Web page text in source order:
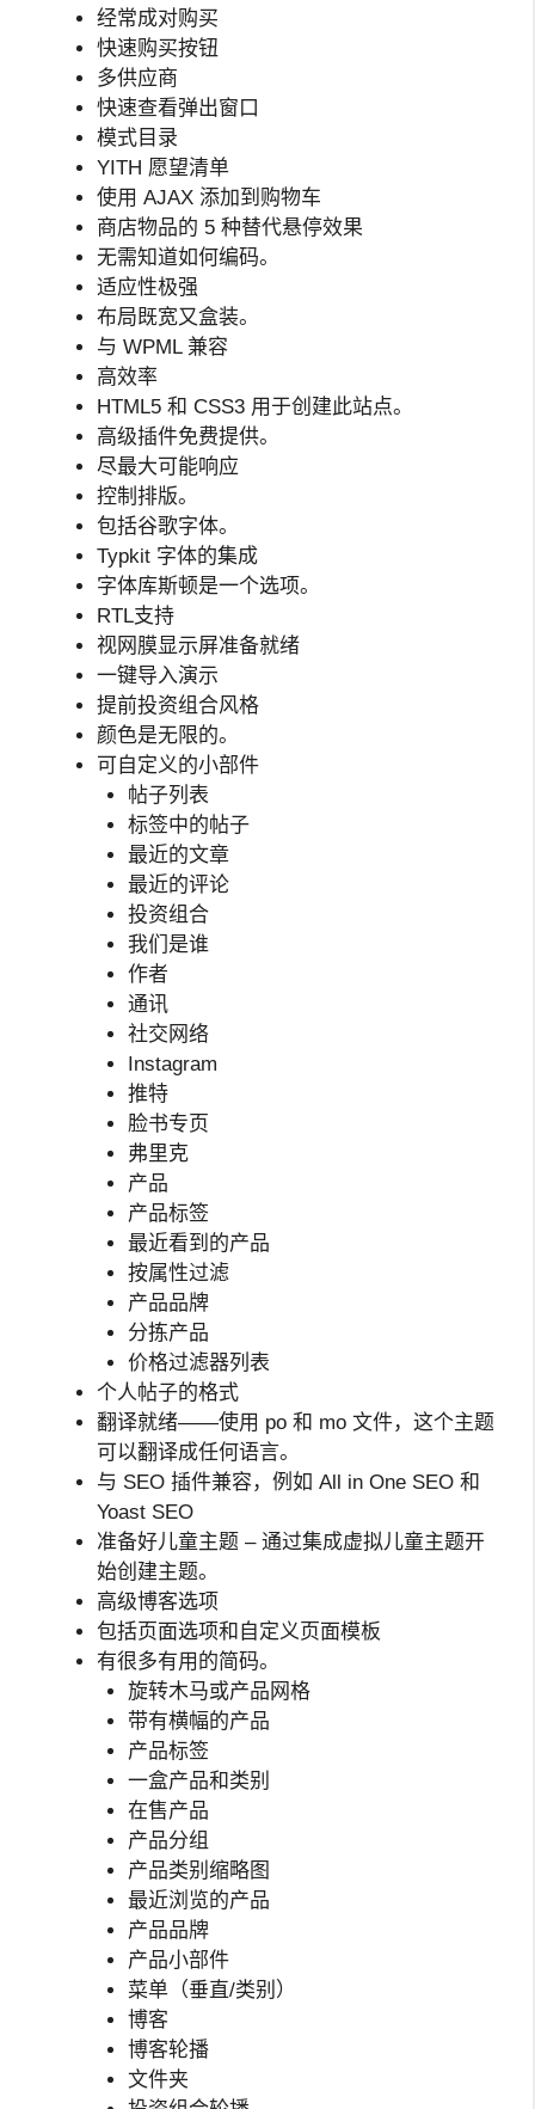
经常成对购买
快速购买按钮
多供应商
快速查看弹出窗口
模式目录
YITH 愿望清单
使用 AJAX 添加到购物车
商店物品的 5 种替代悬停效果
无需知道如何编码。
适应性极强
布局既宽又盒装。
与 WPML 兼容
高效率
HTML5 和 CSS3 用于创建此站点。
高级插件免费提供。
尽最大可能响应
控制排版。
包括谷歌字体。
Typkit 字体的集成
字体库斯顿是一个选项。
RTL支持
视网膜显示屏准备就绪
一键导入演示
提前投资组合风格
颜色是无限的。
可自定义的小部件
帖子列表
标签中的帖子
最近的文章
最近的评论
投资组合
我们是谁
作者
通讯
社交网络
Instagram
推特
脸书专页
弗里克
产品
产品标签
最近看到的产品
按属性过滤
产品品牌
分拣产品
价格过滤器列表
个人帖子的格式
翻译就绪——使用 po 和 mo 文件，这个主题
可以翻译成任何语言。
与 SEO 插件兼容，例如 All in One SEO 和
Yoast SEO
准备好儿童主题 – 通过集成虚拟儿童主题开
始创建主题。
高级博客选项
包括页面选项和自定义页面模板
有很多有用的简码。
旋转木马或产品网格
带有横幅的产品
产品标签
一盒产品和类别
在售产品
产品分组
产品类别缩略图
最近浏览的产品
产品品牌
产品小部件
菜单（垂直/类别）
博客
博客轮播
文件夹